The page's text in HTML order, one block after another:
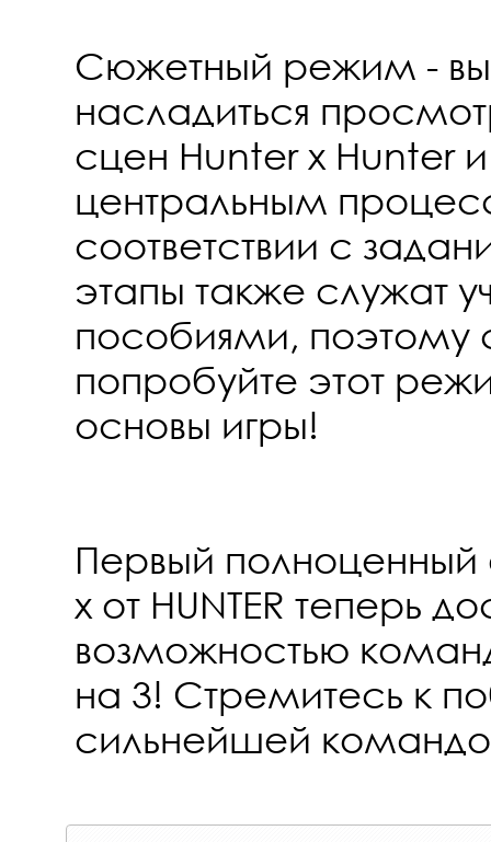
Сюжетный режим -
насладиться
сцен Hunter x Hunter
центральным
соответствии с
этапы также служат
пособиями, поэтому
попробуйте этот
основы игры!
Первый полноценный
x от HUNTER теперь
возможностью
на 3! Стремитесь к
сильнейшей